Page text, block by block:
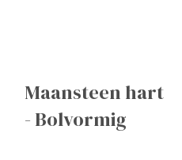
Maansteen hart
- Bolvormig